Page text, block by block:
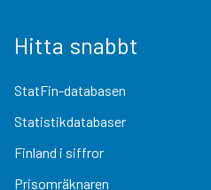
Hitta snabbt
StatFin-databasen
Statistikdatabaser
Finland i siffror
Prisomräknaren